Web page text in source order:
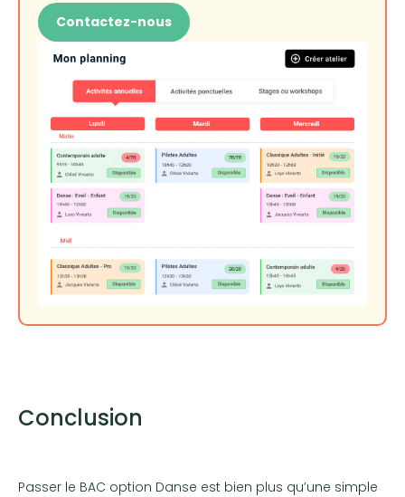
Contactez-nous
Conclusion
Passer le BAC option Danse est bien plus qu’une simple